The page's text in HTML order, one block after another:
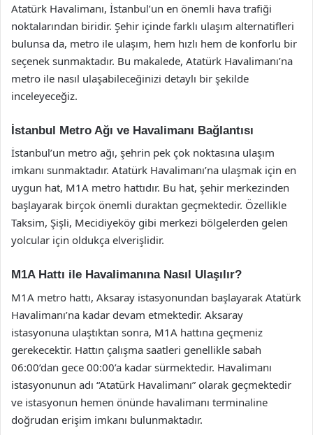
Atatürk Havalimanı, İstanbul’un en önemli hava trafiği
noktalarından biridir. Şehir içinde farklı ulaşım alternatifleri
bulunsa da, metro ile ulaşım, hem hızlı hem de konforlu bir
seçenek sunmaktadır. Bu makalede, Atatürk Havalimanı’na
metro ile nasıl ulaşabileceğinizi detaylı bir şekilde
inceleyeceğiz.
İstanbul Metro Ağı ve Havalimanı Bağlantısı
İstanbul’un metro ağı, şehrin pek çok noktasına ulaşım
imkanı sunmaktadır. Atatürk Havalimanı’na ulaşmak için en
uygun hat, M1A metro hattıdır. Bu hat, şehir merkezinden
başlayarak birçok önemli duraktan geçmektedir. Özellikle
Taksim, Şişli, Mecidiyeköy gibi merkezi bölgelerden gelen
yolcular için oldukça elverişlidir.
M1A Hattı ile Havalimanına Nasıl Ulaşılır?
M1A metro hattı, Aksaray istasyonundan başlayarak Atatürk
Havalimanı’na kadar devam etmektedir. Aksaray
istasyonuna ulaştıktan sonra, M1A hattına geçmeniz
gerekecektir. Hattın çalışma saatleri genellikle sabah
06:00’dan gece 00:00’a kadar sürmektedir. Havalimanı
istasyonunun adı “Atatürk Havalimanı” olarak geçmektedir
ve istasyonun hemen önünde havalimanı terminaline
doğrudan erişim imkanı bulunmaktadır.